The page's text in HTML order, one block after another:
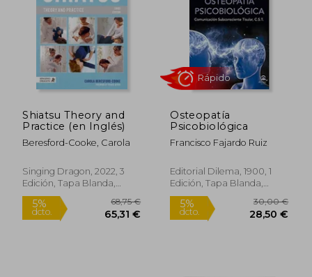
dcto. 18,95 € dcto.
Shiatsu Theory and
Practice (en Inglés)
Beresford-Cooke, Carola
Singing Dragon, 2022, 3
Edición, Tapa Blanda,
Nuevo
Osteopatía
Psicobiológica
Francisco Fajardo Ruiz
Editorial Dilema, 1900, 1
Edición, Tapa Blanda,
Nuevo